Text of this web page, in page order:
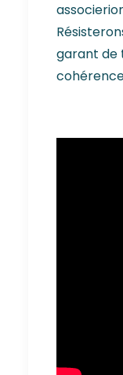
garant de